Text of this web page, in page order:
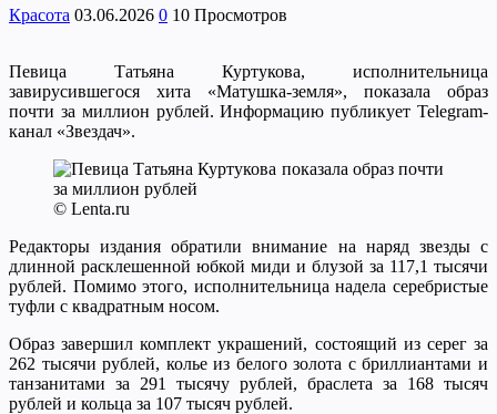
Красота 03.06.2026 0 10 Просмотров
Певица Татьяна Куртукова, исполнительница
завирусившегося хита «Матушка-земля», показала образ
почти за миллион рублей. Информацию публикует Telegram-
канал «Звездач».
© Lenta.ru
Редакторы издания обратили внимание на наряд звезды с
длинной расклешенной юбкой миди и блузой за 117,1 тысячи
рублей. Помимо этого, исполнительница надела серебристые
туфли с квадратным носом.
Образ завершил комплект украшений, состоящий из серег за
262 тысячи рублей, колье из белого золота с бриллиантами и
танзанитами за 291 тысячу рублей, браслета за 168 тысяч
рублей и кольца за 107 тысяч рублей.